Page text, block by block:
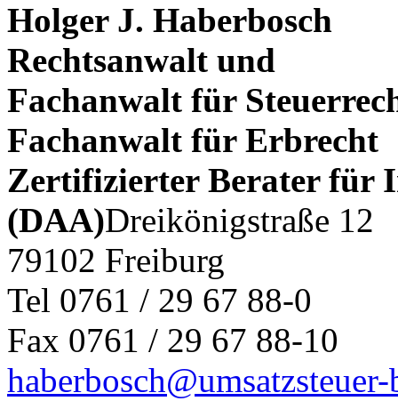
Holger J. Haberbosch
Rechtsanwalt und
Fachanwalt für
Fachanwalt für Erbrecht
Zertifizierter Berater für
(DAA)Dreikönigstraße 12
79102 Freiburg
Tel 0761 / 29 67 88-0
Fax 0761 / 29 67 88-10